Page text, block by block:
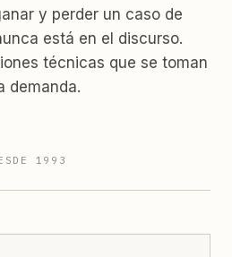
y perder un caso de
está en el discurso.
técnicas que se toman
demanda.
1993